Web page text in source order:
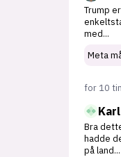
Trump
med...
Meta
for 10
Bra
hadde
på land...